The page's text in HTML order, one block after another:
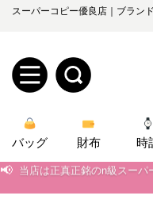
スーパーコピー優良店｜ブラン
規
ユ
ロ
グ
バッグ 財布 時
📢 当店は正真正銘のn級スー